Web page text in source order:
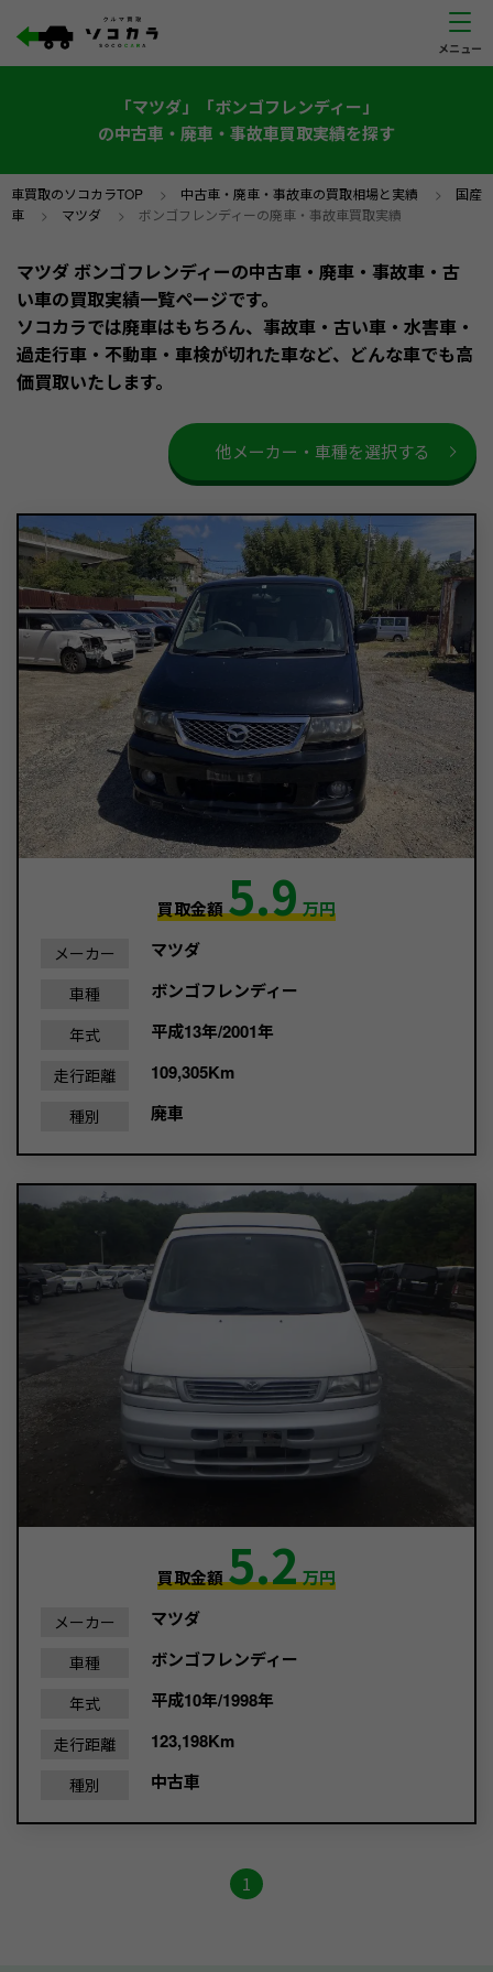
「マツダ」「ボンゴフレンディー」
の中古車・廃車・事故車買取実績を探す
車買取のソコカラTOP > 中古車・廃車・事故車の買取相場と実績 > 国産
車 > マツダ > ボンゴフレンディーの廃車・事故車買取実績
マツダ ボンゴフレンディーの中古車・廃車・事故車・古
い車の買取実績一覧ページです。
ソコカラでは廃車はもちろん、事故車・古い車・水害車・
過走行車・不動車・車検が切れた車など、どんな車でも高
価買取いたします。
他メーカー・車種を選択する
買取金額5.9万円
メーカー マツダ
車種 ボンゴフレンディー
年式 平成13年/2001年
走行距離 109,305Km
種別 廃車
買取金額5.2万円
メーカー マツダ
車種 ボンゴフレンディー
年式 平成10年/1998年
走行距離 123,198Km
種別 中古車
1